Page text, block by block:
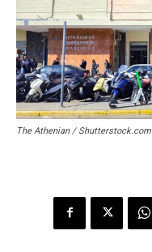
The Athenian / Shutterstock.com